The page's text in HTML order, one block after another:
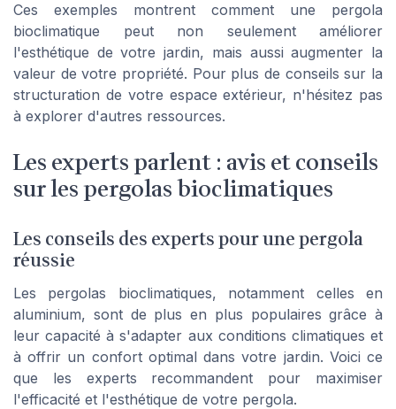
Ces exemples montrent comment une pergola
bioclimatique peut non seulement améliorer
l'esthétique de votre jardin, mais aussi augmenter la
valeur de votre propriété. Pour plus de conseils sur la
structuration de votre espace extérieur, n'hésitez pas
à explorer d'autres ressources.
Les experts parlent : avis et conseils
sur les pergolas bioclimatiques
Les conseils des experts pour une pergola
réussie
Les pergolas bioclimatiques, notamment celles en
aluminium, sont de plus en plus populaires grâce à
leur capacité à s'adapter aux conditions climatiques et
à offrir un confort optimal dans votre jardin. Voici ce
que les experts recommandent pour maximiser
l'efficacité et l'esthétique de votre pergola.